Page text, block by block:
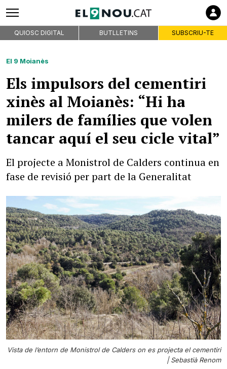
QUIOSC DIGITAL BUTLLETINS SUBSCRIU-TE
El 9 Moianès
Els impulsors del cementiri
xinès al Moianès: “Hi ha
milers de famílies que volen
tancar aquí el seu cicle vital”
El projecte a Monistrol de Calders continua en
fase de revisió per part de la Generalitat
Vista de l’entorn de Monistrol de Calders on es projecta el cementiri
|Sebastià Renom